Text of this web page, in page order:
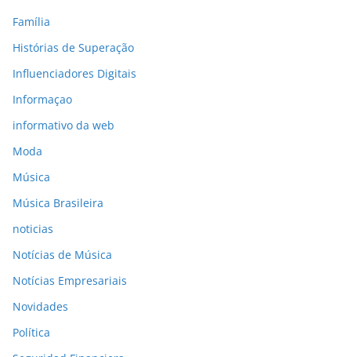
Família
Histórias de Superação
Influenciadores Digitais
Informaçao
informativo da web
Moda
Música
Música Brasileira
noticias
Notícias de Música
Notícias Empresariais
Novidades
Política